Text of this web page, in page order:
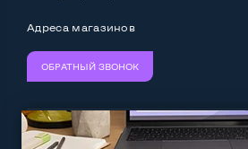
Адреса магазинов
ОБРАТНЫЙ ЗВОНОК
Мы принимаем: